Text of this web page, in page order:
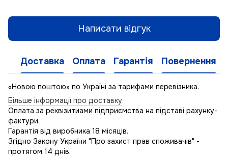
Написати відгук
Доставка Оплата Гарантія Повернення
«Новою поштою» по Україні за тарифами перевізника.
Більше інформації про доставку
Оплата за реквізитиами підприємства на підставі рахунку-
фактури.
Гарантія від виробника 18 місяців.
Згідно Закону України "Про захист прав споживачів" -
протягом 14 днів.